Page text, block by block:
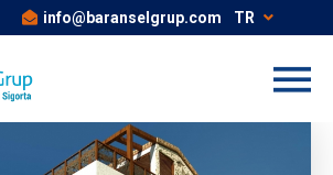
info@baranselgrup.com TR